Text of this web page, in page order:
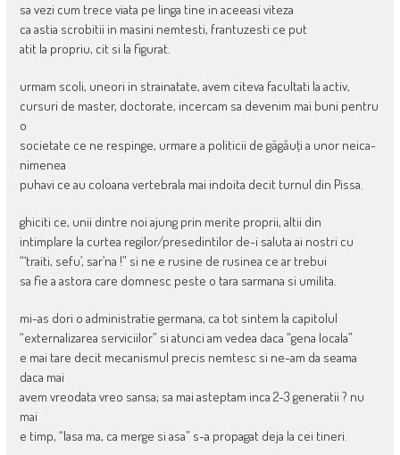
sa vezi cum trece viata pe linga tine in aceeasi viteza
ca astia scrobitii in masini nemtesti, frantuzesti ce put
atit la propriu, cit si la figurat.
urmam scoli, uneori in strainatate, avem citeva facultati la activ,
cursuri de master, doctorate, incercam sa devenim mai buni pentru
o
societate ce ne respinge, urmare a politicii de găgăuţi a unor neica-
nimenea
puhavi ce au coloana vertebrala mai indoita decit turnul din Pissa.
ghiciti ce, unii dintre noi ajung prin merite proprii, altii din
intimplare la curtea regilor/presedintilor de-i saluta ai nostri cu
“‘traiti, sefu’, sar’na !” si ne e rusine de rusinea ce ar trebui
sa fie a astora care domnesc peste o tara sarmana si umilita.
mi-as dori o administratie germana, ca tot sintem la capitolul
“externalizarea serviciilor” si atunci am vedea daca “gena locala”
e mai tare decit mecanismul precis nemtesc si ne-am da seama
daca mai
avem vreodata vreo sansa; sa mai asteptam inca 2-3 generatii ? nu
mai
e timp, “lasa ma, ca merge si asa” s-a propagat deja la cei tineri.